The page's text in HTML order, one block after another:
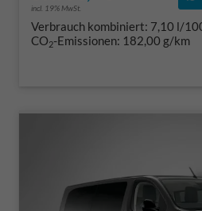
incl. 19% MwSt.
Verbrauch kombiniert: 7,10 l/
CO2-Emissionen: 182,00 g/km